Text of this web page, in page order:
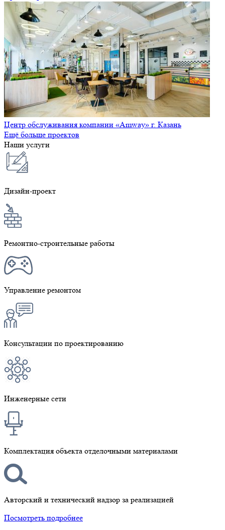
Центр обслуживания компании «Amway» г. Казань
Ещё больше проектов
Наши услуги
Дизайн-проект
Ремонтно-строительные работы
Управление ремонтом
Консультации по проектированию
Инженерные сети
Комплектация объекта отделочными материалами
Авторский и технический надзор за реализацией
Посмотреть подробнее